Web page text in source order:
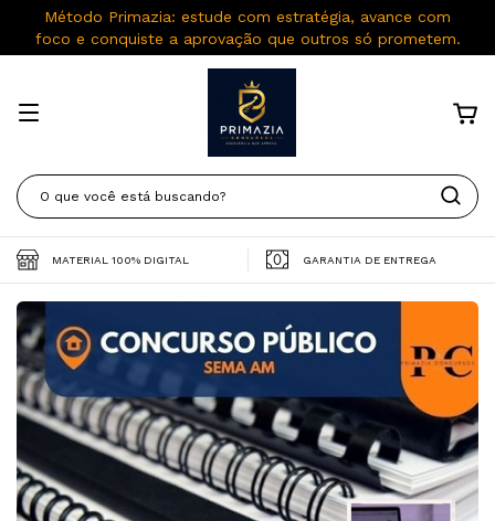
Método Primazia: estude com estratégia, avance com
foco e conquiste a aprovação que outros só prometem.
MATERIAL 100% DIGITAL GARANTIA DE ENTREGA